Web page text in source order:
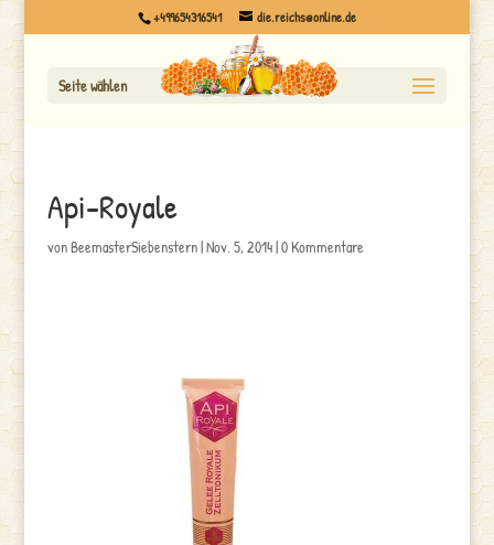
+499654316541 die.reichs@online.de
Seite wählen
Api-Royale
vonBeemasterSiebenstern|Nov. 5, 2014|0 Kommentare